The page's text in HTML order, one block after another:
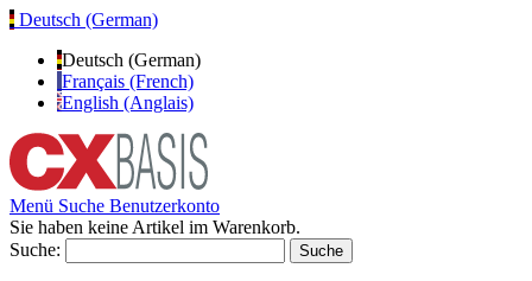
Deutsch (German)
Deutsch (German)
Français (French)
English (Anglais)
Menü Suche Benutzerkonto
Sie haben keine Artikel im Warenkorb.
Suche:
Suche